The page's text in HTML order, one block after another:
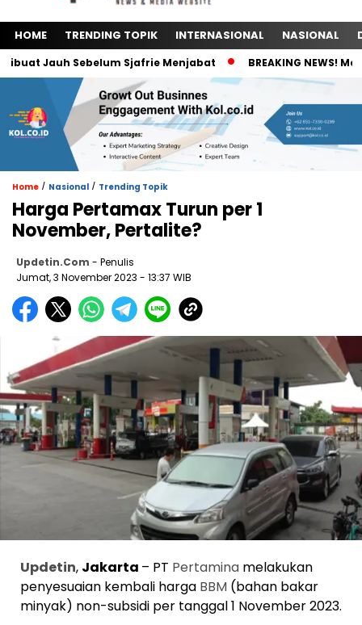
HOME TRENDING TOPIK INTERNASIONAL NASIONAL
Jauh Sebelum Sjafrie Menjabat BREAKING NEWS!
Home / Nasional / Trending Topik
Harga Pertamax Turun per 1
November, Pertalite?
Updetin.com - Penulis
Jumat, 3 November 2023 - 13:37 WIB
Updetin, Jakarta – PT Pertamina melakukan
penyesuaian kembali harga BBM (bahan bakar
minyak) non-subsidi per tanggal 1 November 2023.